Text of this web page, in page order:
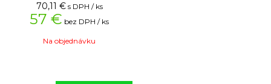
70,11 € s DPH / ks
57 € bez DPH / ks
Na objednávku